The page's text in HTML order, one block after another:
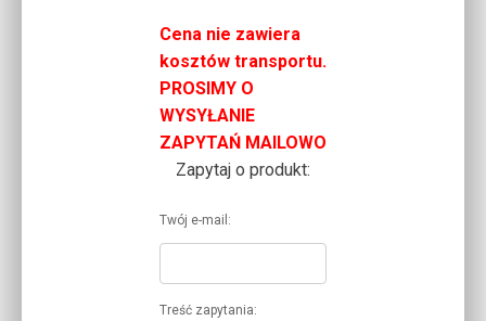
Cena nie zawiera
kosztów transportu.
PROSIMY O
WYSYŁANIE
ZAPYTAŃ MAILOWO
Zapytaj o produkt:
Twój e-mail:
Treść zapytania: